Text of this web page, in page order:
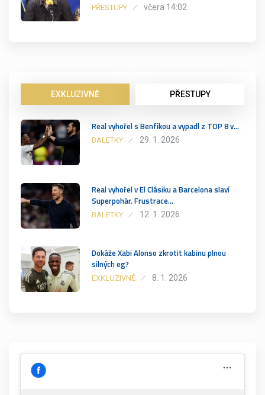
PŘESTUPY včera 14:02
EXKLUZIVNĚ PŘESTUPY
Real vyhořel s Benfikou a vypadl z TOP 8 v…
BALETKY 29. 1. 2026
Real vyhořel v El Clásiku a Barcelona slaví
Superpohár. Frustrace…
BALETKY 12. 1. 2026
Dokáže Xabi Alonso zkrotit kabinu plnou
silných eg?
EXKLUZIVNĚ 8. 1. 2026